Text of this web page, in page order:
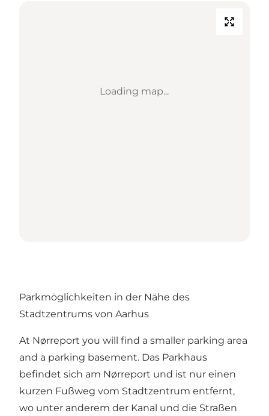
Loading map...
Parkmöglichkeiten in der Nähe des
Stadtzentrums von Aarhus
At Nørreport you will find a smaller parking area
and a parking basement. Das Parkhaus
befindet sich am Nørreport und ist nur einen
kurzen Fußweg vom Stadtzentrum entfernt,
wo unter anderem der Kanal und die Straßen